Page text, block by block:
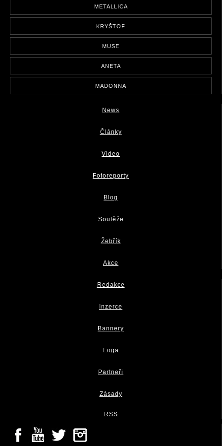
METALLICA
KRYŠTOF
MUSE
ANETA
MADONNA
News
Články
Video
Fotoreporty
Blog
Soutěže
Žebřík
Akce
Redakce
Inzerce
Bannery
Loga
Partneři
Zásady
RSS